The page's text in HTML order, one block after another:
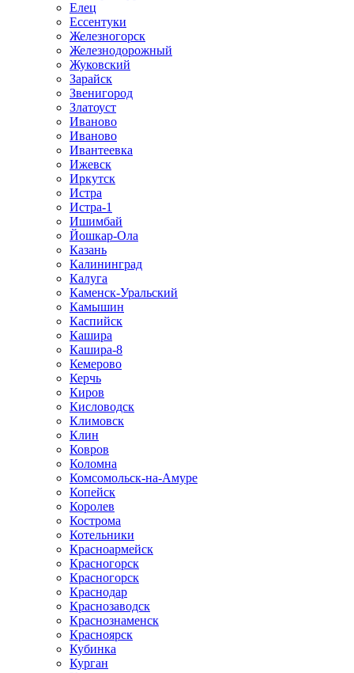
Елец
Ессентуки
Железногорск
Железнодорожный
Жуковский
Зарайск
Звенигород
Златоуст
Иваново
Иваново
Ивантеевка
Ижевск
Иркутск
Истра
Истра-1
Ишимбай
Йошкар-Ола
Казань
Калининград
Калуга
Каменск-Уральский
Камышин
Каспийск
Кашира
Кашира-8
Кемерово
Керчь
Киров
Кисловодск
Климовск
Клин
Ковров
Коломна
Комсомольск-на-Амуре
Копейск
Королев
Кострома
Котельники
Красноармейск
Красногорск
Красногорск
Краснодар
Краснозаводск
Краснознаменск
Красноярск
Кубинка
Курган